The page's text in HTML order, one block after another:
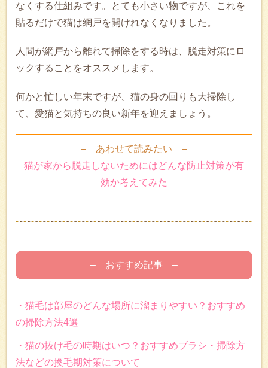
なくする仕組みです。とても小さい物ですが、これを
貼るだけで猫は網戸を開けれなくなりました。
人間が網戸から離れて掃除をする時は、脱走対策にロ
ックすることをオススメします。
何かと忙しい年末ですが、猫の身の回りも大掃除し
て、愛猫と気持ちの良い新年を迎えましょう。
– あわせて読みたい –
猫が家から脱走しないためにはどんな防止対策が有
効か考えてみた
– おすすめ記事 –
・猫毛は部屋のどんな場所に溜まりやすい？おすすめ
の掃除方法4選
・猫の抜け毛の時期はいつ？おすすめブラシ・掃除方
法などの換毛期対策について